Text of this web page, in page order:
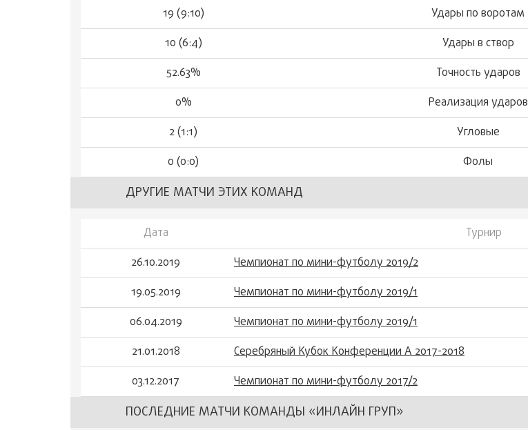
19 (9:10) Удары по воротам
10 (6:4)
Удары в створ
52.63%
Точность ударов
0%
Реализация ударов
2 (1:1)
Угловые
0 (0:0)
Фолы
ДРУГИЕ МАТЧИ ЭТИХ КОМАНД
Дата Турнир
26.10.2019
Чемпионат по мини-футболу 2019/2
19.05.2019
Чемпионат по мини-футболу 2019/1
06.04.2019
Чемпионат по мини-футболу 2019/1
21.01.2018
Серебряный Кубок Конференции А 2017-2018
03.12.2017
Чемпионат по мини-футболу 2017/2
ПОСЛЕДНИЕ МАТЧИ КОМАНДЫ «ИНЛАЙН ГРУП»